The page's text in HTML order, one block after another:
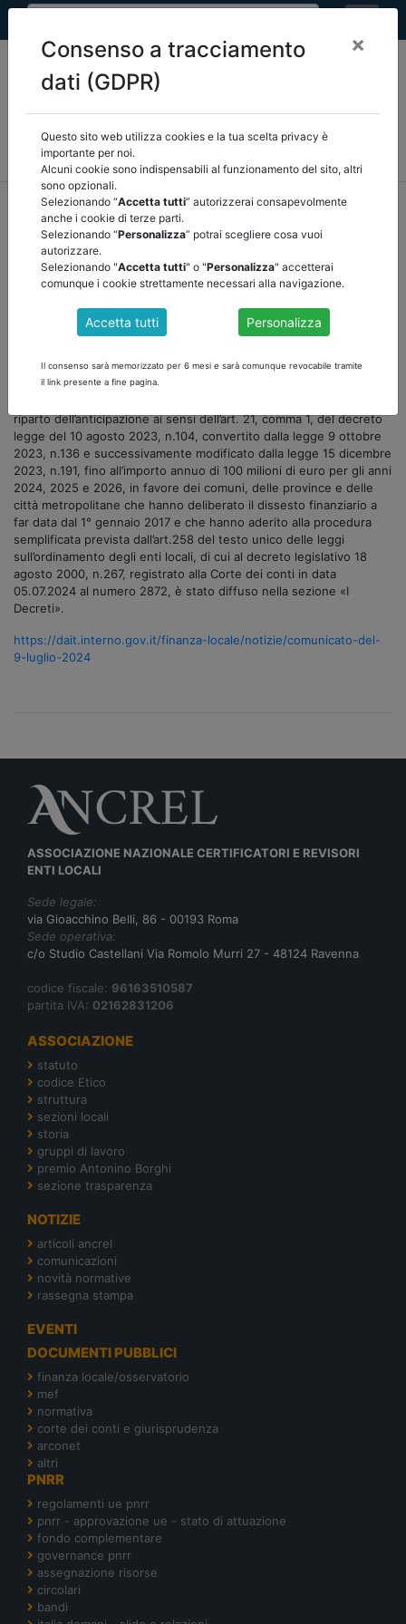
MEF FINANZA LOCALE/OSSERVATORIO
NORMATIVA
CORTE DEI CONTI E GIURISPRUDENZA
home documenti pubblici
finanza locale/osservatorio
/torna indietro
DOCUMENTI PUBBLICI
COMUNICATO DEL 9 LUGLIO 2024
Il decreto del Direttore Centrale per la Finanza Locale del
17.06.2024, di rettifica dell’allegato “A” del decreto del Direttore
riparto dell’anticipazione ai sensi dell’art. 21, comma 1, del decreto
legge del 10 agosto 2023, n.104, convertito dalla legge 9 ottobre
2023, n.136 e successivamente modificato dalla legge 15 dicembre
2023, n.191, fino all’importo annuo di 100 milioni di euro per gli anni
2024, 2025 e 2026, in favore dei comuni, delle province e delle
città metropolitane che hanno deliberato il dissesto finanziario a
far data dal 1° gennaio 2017 e che hanno aderito alla procedura
semplificata prevista dall’art.258 del testo unico delle leggi
sull’ordinamento degli enti locali, di cui al decreto legislativo 18
agosto 2000, n.267, registrato alla Corte dei conti in data
05.07.2024 al numero 2872, è stato diffuso nella sezione «I
Decreti».
https://dait.interno.gov.it/finanza-locale/notizie/comunicato-del-
9-luglio-2024
ASSOCIAZIONE NAZIONALE CERTIFICATORI E REVISORI
ENTI LOCALI
Sede legale:
via Gioacchino Belli, 86 - 00193 Roma
Sede operativa:
c/o Studio Castellani Via Romolo Murri 27 - 48124 Ravenna
codice fiscale: 96163510587
partita IVA: 02162831206
ASSOCIAZIONE
statuto
codice Etico
struttura
sezioni locali
storia
gruppi di lavoro
premio Antonino Borghi
sezione trasparenza
NOTIZIE
articoli ancrel
comunicazioni
novità normative
rassegna stampa
EVENTI
DOCUMENTI PUBBLICI
finanza locale/osservatorio
mef
normativa
corte dei conti e giurisprudenza
arconet
altri
PNRR
regolamenti ue pnrr
pnrr - approvazione ue - stato di attuazione
fondo complementare
governance pnrr
assegnazione risorse
circolari
bandi
Consenso a tracciamento
dati (GDPR)
×
Questo sito web utilizza cookies e la tua scelta privacy è
importante per noi.
Alcuni cookie sono indispensabili al funzionamento del sito, altri
sono opzionali.
Selezionando “Accetta tutti” autorizzerai consapevolmente
anche i cookie di terze parti.
Selezionando “Personalizza” potrai scegliere cosa vuoi
autorizzare.
Selezionando "Accetta tutti" o "Personalizza" accetterai
comunque i cookie strettamente necessari alla navigazione.
Accetta tutti Personalizza
Il consenso sarà memorizzato per 6 mesi e sarà comunque revocabile tramite
il link presente a fine pagina.